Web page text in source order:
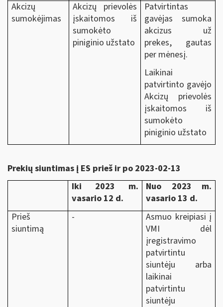
Akcizų
sumokėjimas
Akcizų prievolės
įskaitomos iš
sumokėto
piniginio užstato
Patvirtintas
gavėjas sumoka
akcizus už
prekes, gautas
per mėnesį.
Laikinai
patvirtinto gavėjo
Akcizų prievolės
įskaitomos iš
sumokėto
piniginio užstato
Prekių siuntimas į ES prieš ir po 2023-02-13
Iki 2023 m.
vasario 12 d.
Nuo 2023 m.
vasario 13 d.
Prieš
siuntimą
-
Asmuo kreipiasi į
VMI dėl
įregistravimo
patvirtintu
siuntėju arba
laikinai
patvirtintu
siuntėju